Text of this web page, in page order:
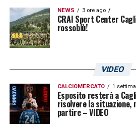
nuova stagione.
Cinque club su
concorrenza tra Serie
Il Cagliari, però, non è
corsa. Sempre secondo le
diffuse dal quotidiano, la
e agguerrita. Si registra il
NEWS 3 ore ago
CRAI Sport Center
rossoblù!
VIDEO
CALCIOMERCATO 1
Esposito resterà a
risolvere la situazione,
partire – VIDEO